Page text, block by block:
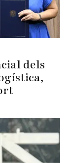
dels